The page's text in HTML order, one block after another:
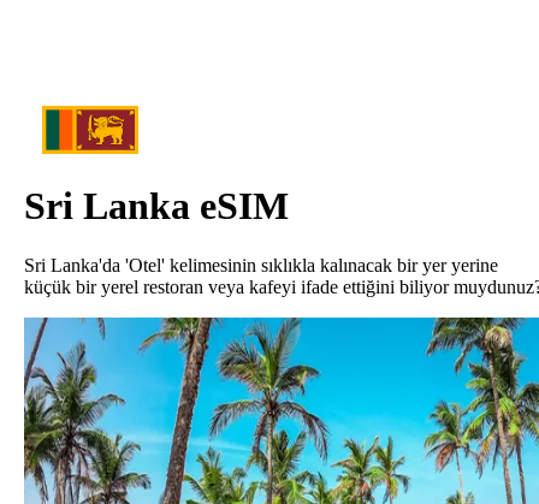
Sri Lanka eSIM
Sri Lanka'da 'Otel' kelimesinin sıklıkla kalınacak bir yer yerine
küçük bir yerel restoran veya kafeyi ifade ettiğini biliyor